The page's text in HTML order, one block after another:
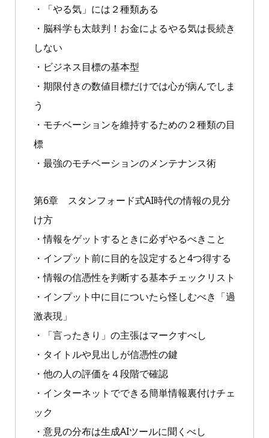
・「やる気」には２種類ある
・脳科学も太鼓判！お金によるやる気は長続き
しない
・ビジネス目標の基本型
・期限付きの数値目標だけでは心が病んでしま
う
・モチベーションを維持するための２種類の目
標
・最強のモチベーションのメンテナンス術
第6章 スタンフォード式AI時代の情報の見分
け方
・情報をゲットするときに必ずやるべきこと
・インプット前に目的を設定すると4つ得する
・情報の信憑性を判断する基本チェックリスト
・インプット中に目についたら怪しむべき「過
激表現」
・「言ったきり」の主張はマークすべし
・タイトルや見出しが信憑性の鍵
・他の人の評価を４段階で確認
・インターネットでできる簡単情報裏付けチェ
ック
・意見の分布は生成AIツールに聞くべし